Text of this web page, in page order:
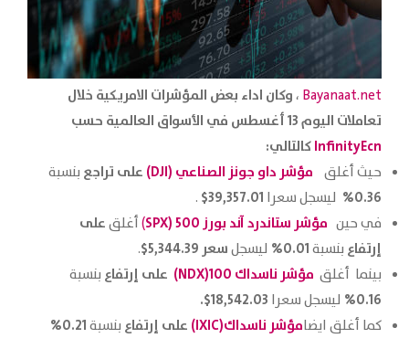
Bayanaat.net ،وكان اداء بعض المؤشرات الامريكية خلال
تعاملات اليوم 13 أغسطس في الأسواق العالمية حسب
InfinityEcnكالتالي:
حيث أغلق مؤشر داو جونز الصناعي (DJI) على تراجع بنسبة
0.36% ليسجل سعرا 39,357.01$
.‏
في حين مؤشر ستاندرد آند بورز 500 (SPX )أغلقعلى
إرتفاع بنسبة ليسجلسعر 5,344.39$
.‏
بينما أغلق مؤشر ناسداك 100(NDX) على إرتفاع بنسبة
0.16% ليسجل سعرا 18,542.03$.
كما أغلق ايضامؤشر ناسداك(IXIC) على إرتفاع بنسبة0.21%